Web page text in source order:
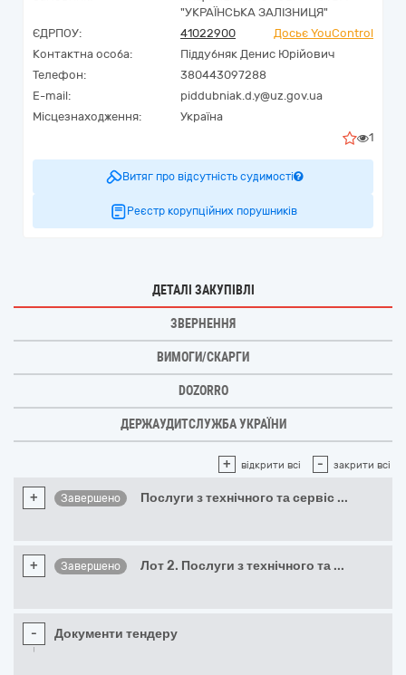
"УКРАЇНСЬКА ЗАЛІЗНИЦЯ"
ЄДРПОУ:
41022900
Досьє YouControl
Контактна особа:
Піддубняк Денис Юрійович
Телефон:
380443097288
E-mail:
piddubniak.d.y@uz.gov.ua
Місцезнаходження:
Україна
1
Витяг про відсутність судимості
Реєстр корупційних порушників
ДЕТАЛІ ЗАКУПІВЛІ
ЗВЕРНЕННЯ
ВИМОГИ/СКАРГИ
DOZORRO
ДЕРЖАУДИТСЛУЖБА УКРАЇНИ
+ відкрити всі - закрити всі
+ Завершено Послуги з технічного та сервіс ...
+ Завершено Лот 2. Послуги з технічного та ...
- Документи тендеру